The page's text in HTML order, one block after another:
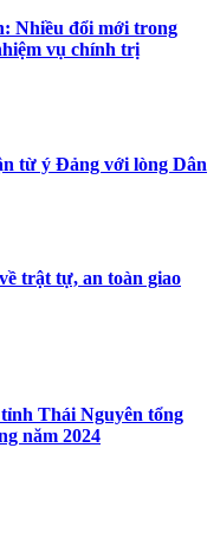
Nhiều đổi mới trong
vụ chính trị
từ ý Đảng với lòng Dân
trật tự, an toàn giao
Thái Nguyên tổng
năm 2024